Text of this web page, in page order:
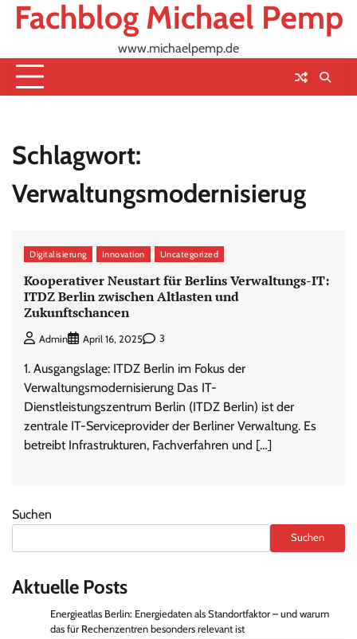
SkipFachblog Michael Pemp
www.michaelpemp.de
Schlagwort:
Verwaltungsmodernisierug
Digitalisierung Innovation Uncategorized
Kooperativer Neustart für Berlins Verwaltungs-IT:
ITDZ Berlin zwischen Altlasten und
Zukunftschancen
Admin April 16, 2025 3
1. Ausgangslage: ITDZ Berlin im Fokus der
Verwaltungsmodernisierung Das IT-
Dienstleistungszentrum Berlin (ITDZ Berlin) ist der
zentrale IT-Serviceprovider der Berliner Verwaltung. Es
betreibt Infrastrukturen, Fachverfahren und […]
Suchen
Suchen
Aktuelle Posts
Energieatlas Berlin: Energiedaten als Standortfaktor – und warum
das für Rechenzentren besonders relevant ist